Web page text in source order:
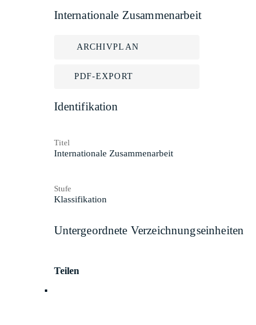
Internationale Zusammenarbeit
ARCHIVPLAN
PDF-EXPORT
Identifikation
Titel
Internationale Zusammenarbeit
Stufe
Klassifikation
Untergeordnete Verzeichnungseinheiten
Teilen